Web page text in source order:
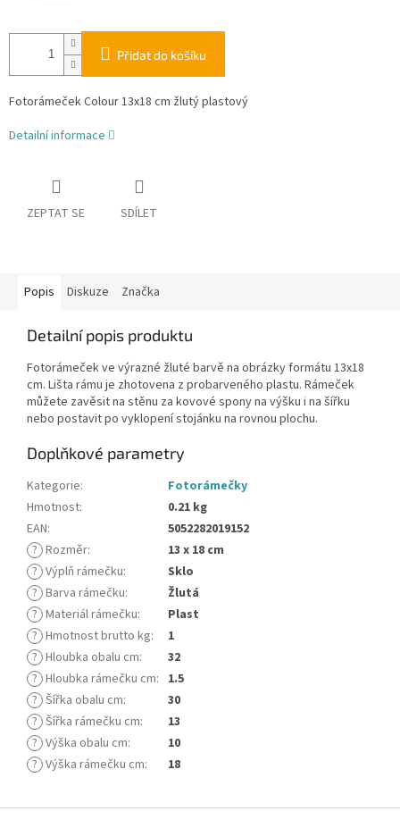
Přidat do košíku
Fotorámeček Colour 13x18 cm žlutý plastový
Detailní informace
ZEPTAT SE SDÍLET
Popis Diskuze Značka
Detailní popis produktu
Fotorámeček ve výrazné žluté barvě na obrázky formátu 13x18
cm. Lišta rámu je zhotovena z probarveného plastu. Rámeček
můžete zavěsit na stěnu za kovové spony na výšku i na šířku
nebo postavit po vyklopení stojánku na rovnou plochu.
Doplňkové parametry
Kategorie:
Fotorámečky
Hmotnost:
0.21 kg
EAN:
5052282019152
? Rozměr:
13 x 18 cm
? Výplň rámečku:
Sklo
? Barva rámečku:
Žlutá
? Materiál rámečku:
Plast
? Hmotnost brutto kg:
1
? Hloubka obalu cm:
32
? Hloubka rámečku cm: 1.5
? Šířka obalu cm:
30
? Šířka rámečku cm:
13
? Výška obalu cm:
10
? Výška rámečku cm: 18